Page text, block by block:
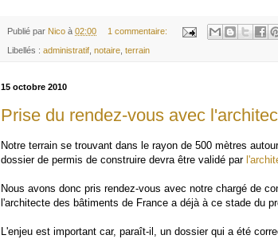
Publié par Nico à 02:00 1 commentaire:
Libellés : administratif, notaire, terrain
15 octobre 2010
Prise du rendez-vous avec
Notre terrain se trouvant dans le rayon de 500 mètres
dossier de permis de construire devra être validé par
Nous avons donc pris rendez-vous avec notre chargé de
l'architecte des bâtiments de France a déjà à ce stade du
L'enjeu est important car, paraît-il, un dossier qui a été